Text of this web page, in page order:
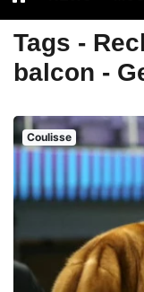
Tags -
balcon -
Coulisse